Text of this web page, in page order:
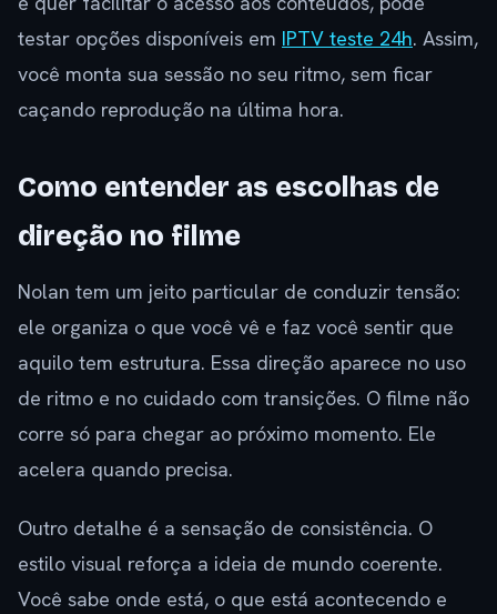
testar opções disponíveis em IPTV teste 24h. Assim,
você monta sua sessão no seu ritmo, sem ficar
caçando reprodução na última hora.
Como entender as escolhas de
direção no filme
Nolan tem um jeito particular de conduzir tensão:
ele organiza o que você vê e faz você sentir que
aquilo tem estrutura. Essa direção aparece no uso
de ritmo e no cuidado com transições. O filme não
corre só para chegar ao próximo momento. Ele
acelera quando precisa.
Outro detalhe é a sensação de consistência. O
estilo visual reforça a ideia de mundo coerente.
Você sabe onde está, o que está acontecendo e